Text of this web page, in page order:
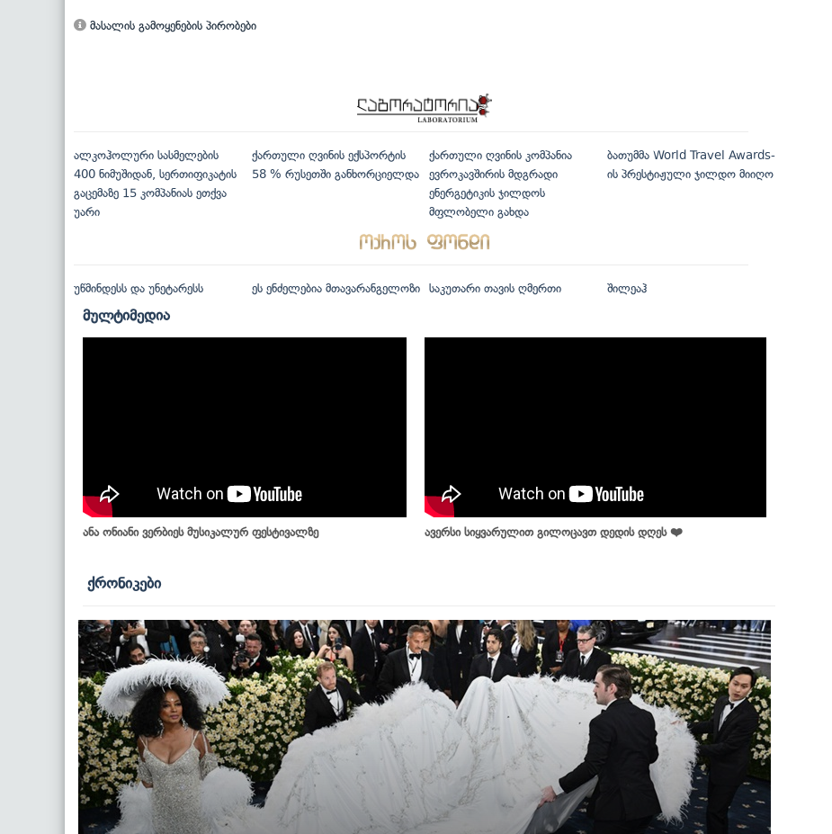
მასალის გამოყენების პირობები
ალკოჰოლური სასმელების
400 ნიმუშიდან, სერთიფიკატის
გაცემაზე 15 კომპანიას ეთქვა
უარი
ქართული ღვინის ექსპორტის
58 % რუსეთში განხორციელდა
ქართული ღვინის კომპანია
ევროკავშირის მდგრადი
ენერგეტიკის ჯილდოს
მფლობელი გახდა
ბათუმმა World Travel Awards-
ის პრესტიჟული ჯილდო მიიღო
უწმინდესს და უნეტარესს ეს ენძელებია მთავარანგელოზი საკუთარი თავის ღმერთი შილეაჰ
მულტიმედია
ანა ონიანი ვერბიეს მუსიკალურ ფესტივალზე ავერსი სიყვარულით გილოცავთ დედის დღეს ❤️
ქრონიკები